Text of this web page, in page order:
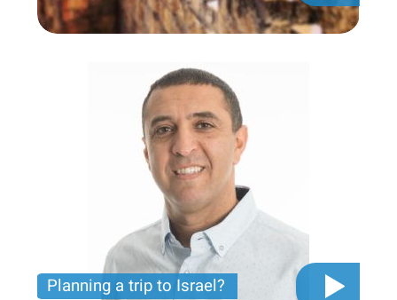
Private tour for only 790 USD
Planning a trip to Israel?